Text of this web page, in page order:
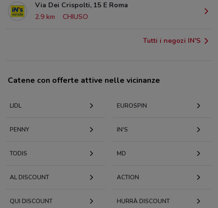
Via Dei Crispolti, 15 E Roma
2.9 km
CHIUSO
Tutti i negozi IN'S
Catene con offerte attive nelle vicinanze
LIDL EUROSPIN
PENNY IN'S
TODIS MD
AL DISCOUNT ACTION
QUI DISCOUNT HURRÀ DISCOUNT